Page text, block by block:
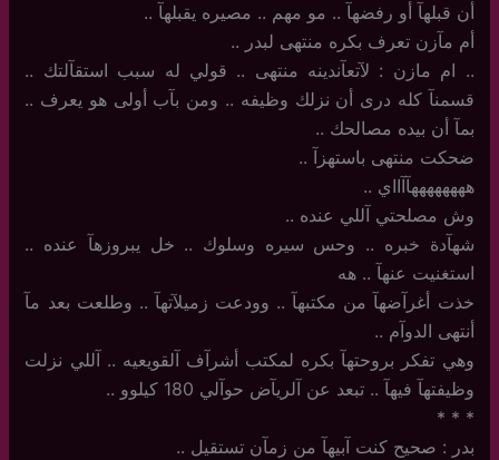
أن قبلهآ أو رفضهآ .. مو مهم .. مصيره يقبلهآ ..
أم مآزن تعرف بكره منتهى لبدر ..
..‏ ام مازن : لآتعآندينه منتهى .. قولي له سبب استقآلتك ..
قسمنآ كله درى أن نزلك وظيفه .. ومن بآب أولى هو يعرف ..
بمآ أن بيده مصالحك ..
ضحكت منتهى باستهزآ ..
ههههههههآآااي ..
وش مصلحتي آللي عنده ..
شهآدة خبره .. وحس سيره وسلوك .. خل يبروزهآ عنده ..
استغنيت عنهآ .. هه
خذت أغرآضهآ من مكتبهآ .. وودعت زميلآتهآ .. وطلعت بعد مآ
أنتهى الدوآم ..
وهي تفكر بروحتهآ بكره لمكتب أشرآف آلقويعيه .. آللي نزلت
وظيفتهآ فيهآ .. تبعد عن آلريآض حوآلي 180 كيلوو ..
‏*‏ * *
بدر : صحيح كنت آبيهآ من زمآن تستقيل ..